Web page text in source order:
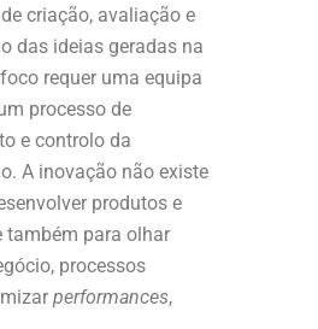
criação, avaliação e
das ideias geradas na
requer uma equipa
processo de
e controlo da
A inovação não existe
produtos e
também para olhar
processos
performances,